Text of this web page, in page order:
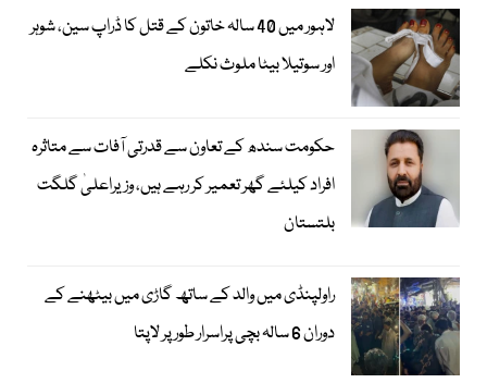
لاہور میں 40 سالہ خاتون کے قتل کا ڈراپ سین، شوہر
اور سوتیلا بیٹا ملوث نکلے
حکومت سندھ کے تعاون سے قدرتی آفات سے متاثرہ
افراد کیلئے گھر تعمیر کر رہے ہیں، وزیراعلیٰ گلگت
بلتستان
راولپنڈی میں والد کے ساتھ گاڑی میں بیٹھنے کے
دوران 6 سالہ بچی پراسرار طور پر لاپتا